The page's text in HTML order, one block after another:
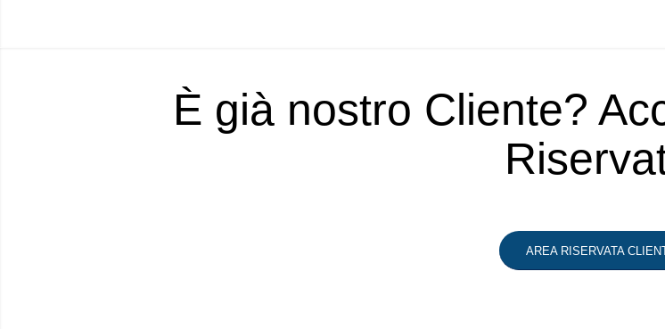
È già nostro Cliente?
AREA RISERVATA